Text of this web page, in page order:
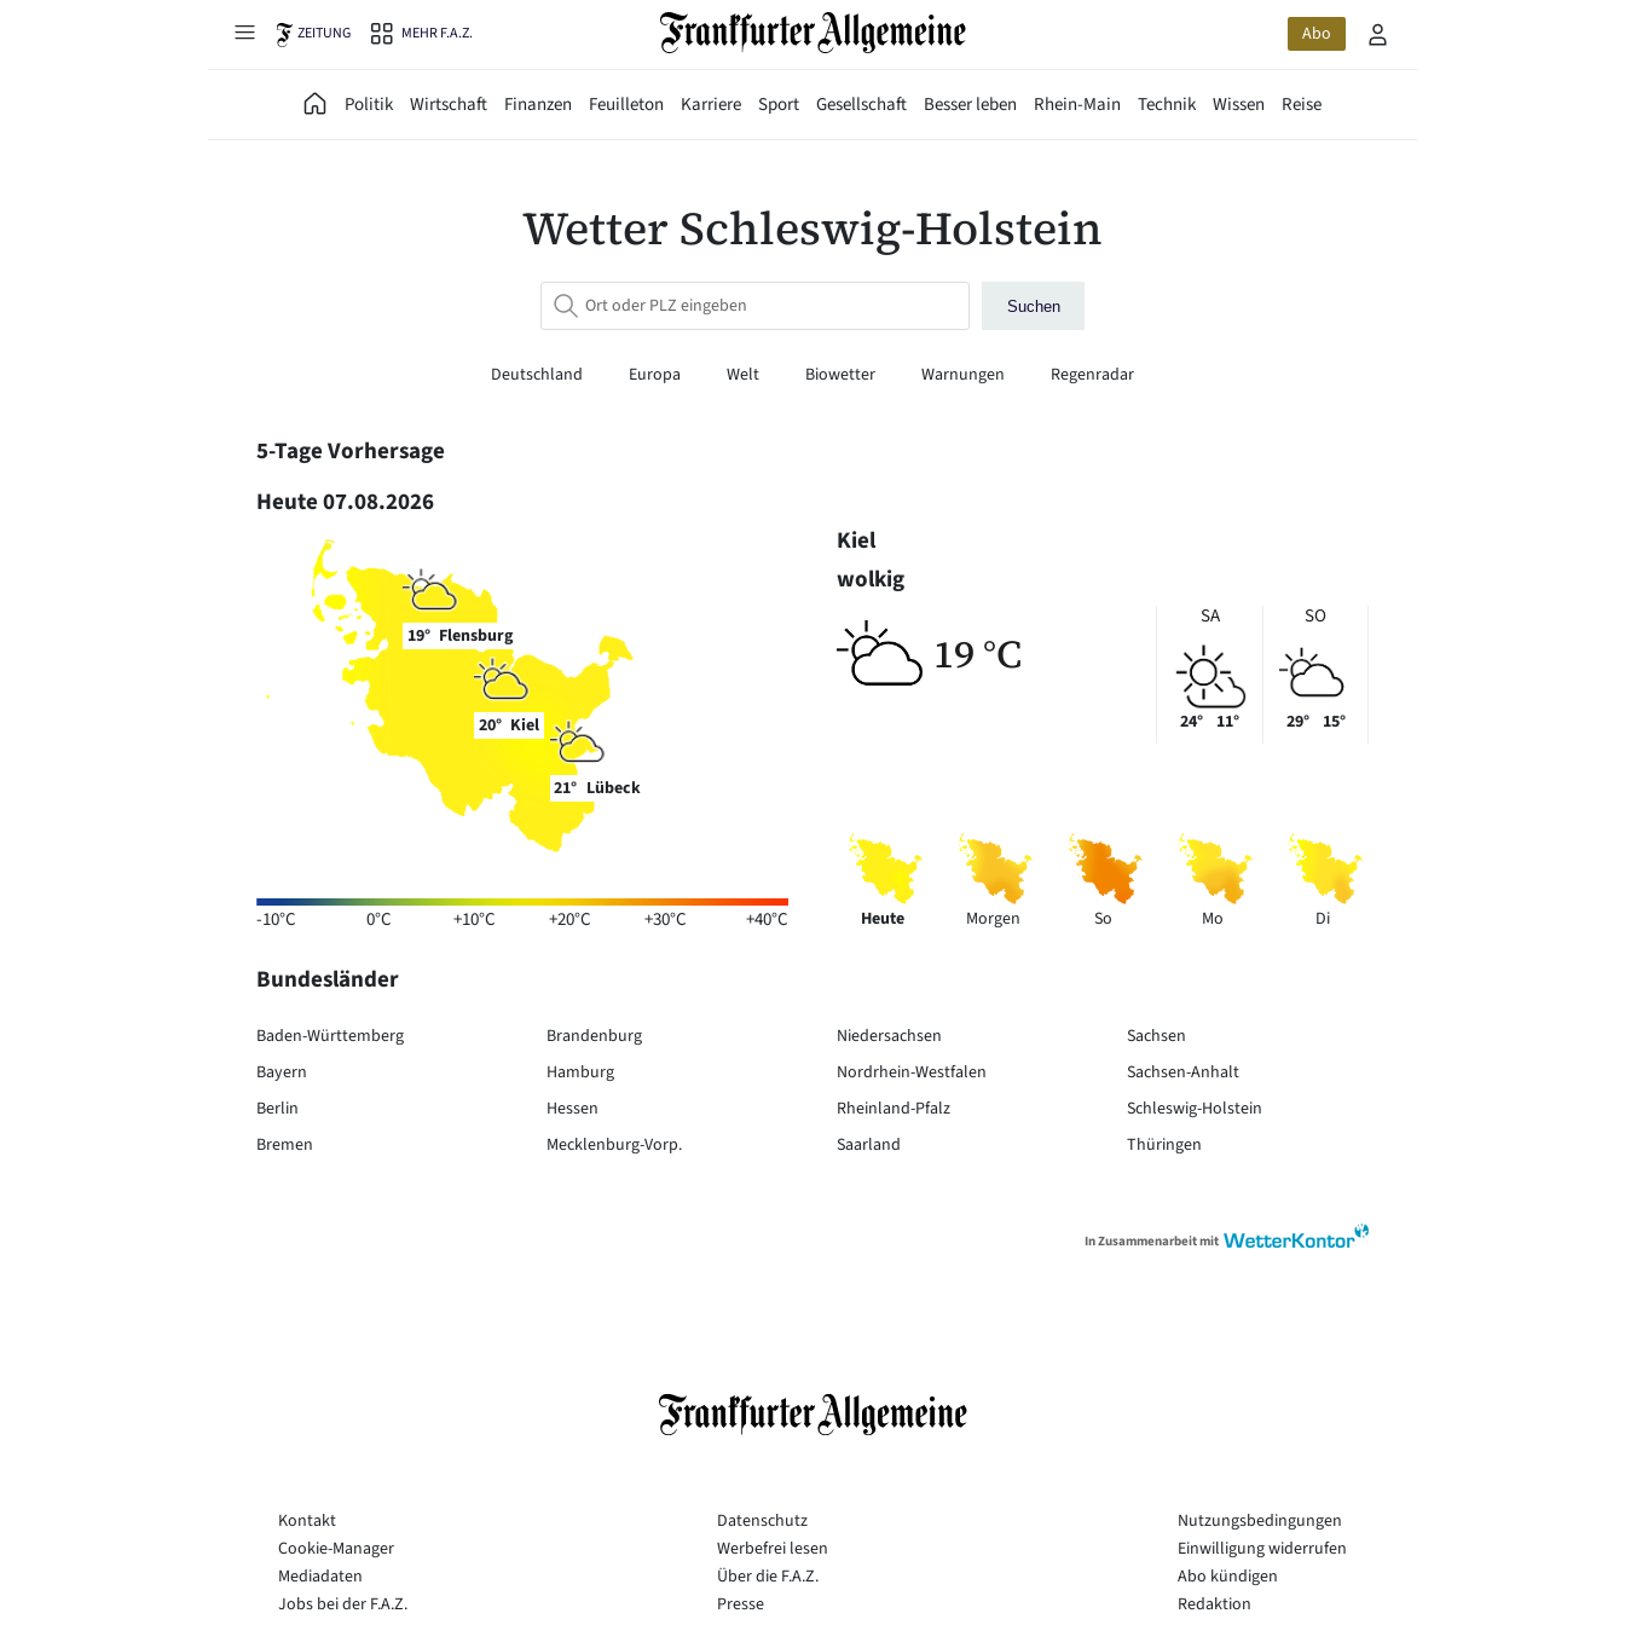
ZEITUNG MEHR F.A.Z. Abo
Politik Wirtschaft Finanzen Feuilleton Karriere Sport Gesellschaft Besser leben Rhein-Main Technik Wissen Reise
Wetter Schleswig-Holstein
Suchen
Deutschland Europa Welt Biowetter Warnungen Regenradar
5-Tage Vorhersage
Heute07.08.2026
19°
20°
21°
Flensburg
Kiel
Lübeck
-10°C 0°C +10°C +20°C +30°C +40°C
Kiel
wolkig
19 °C
SA
24° 11°
SO
29° 15°
Heute Morgen So Mo Di
Bundesländer
Baden-Württemberg
Bayern
Berlin
Bremen
Brandenburg
Hamburg
Hessen
Mecklenburg-Vorp.
Niedersachsen
Nordrhein-Westfalen
Rheinland-Pfalz
Saarland
Sachsen
Sachsen-Anhalt
Schleswig-Holstein
Thüringen
In Zusammenarbeit mit
Kontakt Datenschutz
Nutzungsbedingungen
Cookie-Manager
Werbefrei lesen
Einwilligung widerrufen
Mediadaten
Über die F.A.Z.
Abo kündigen
Jobs bei der F.A.Z.
Presse
Redaktion